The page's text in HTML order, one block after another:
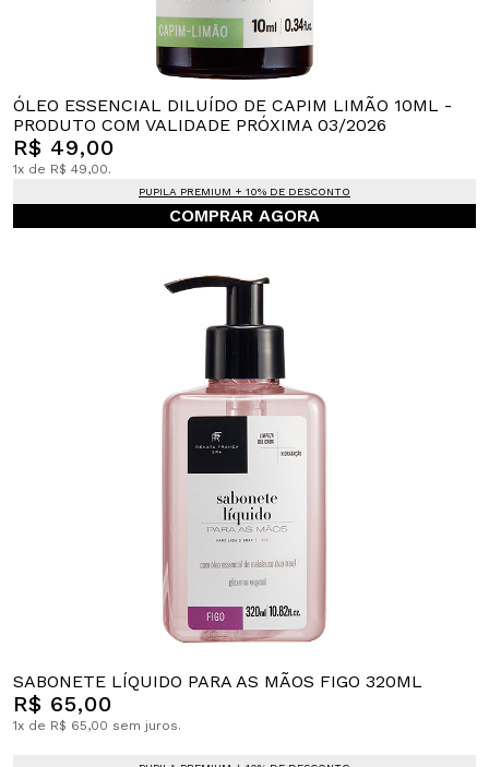
ÓLEO ESSENCIAL DILUÍDO DE CAPIM LIMÃO 10ML -
PRODUTO COM VALIDADE PRÓXIMA 03/2026
R$ 49,00
1x de R$ 49,00.
PUPILA PREMIUM + 10% DE DESCONTO
COMPRAR AGORA
SABONETE LÍQUIDO PARA AS MÃOS FIGO 320ML
R$ 65,00
1x de R$ 65,00 sem juros.